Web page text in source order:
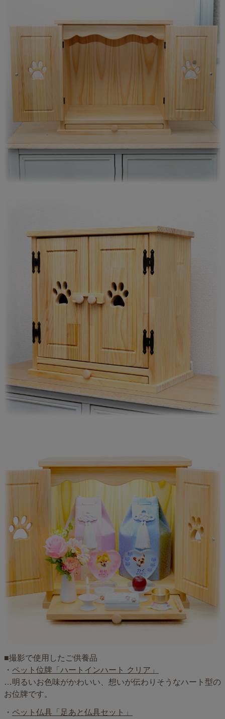
■撮影で使用したご供養品
・ ペット位牌「ハートインハート クリア」
…明るいお色味がかわいい、想いが伝わりそうなハート型の
お位牌です。
・ ペット仏具「足あと仏具セット」